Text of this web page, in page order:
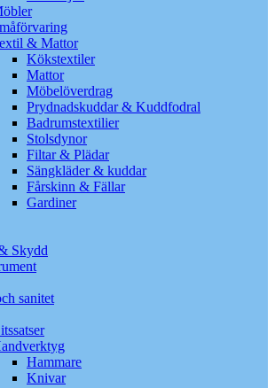
& Mattor
Kökstextiler
Mattor
Möbelöverdrag
Prydnadskuddar & Kuddfodral
Badrumstextilier
Stolsdynor
Filtar & Plädar
Sängkläder & kuddar
Fårskinn & Fällar
Gardiner
Skydd
sanitet
Hammare
Knivar